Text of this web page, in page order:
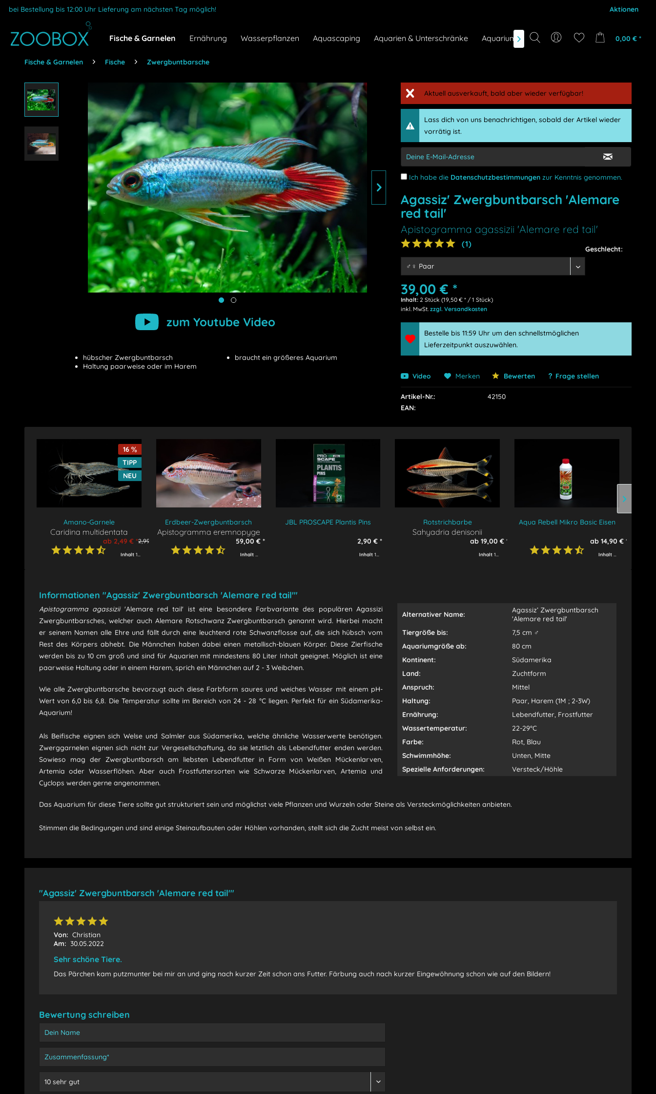
bei Bestellung bis 12:00 Uhr Lieferung am nächsten Tag möglich! Aktionen
0,00 € *
Fische & Garnelen Ernährung Wasserpflanzen Aquascaping Aquarien & Unterschränke Aquarium-Zubehör Gutscheine Marken

Fische & Garnelen Fische Zwergbuntbarsche
zum Youtube Video
hübscher Zwergbuntbarsch
braucht ein größeres Aquarium
Haltung paarweise oder im Harem
Aktuell ausverkauft, bald aber wieder verfügbar!
Lass dich von uns benachrichtigen, sobald der Artikel wieder
vorrätig ist.
Ich habe die Datenschutzbestimmungen zur Kenntnis genommen.
Agassiz' Zwergbuntbarsch 'Alemare
red tail'
Apistogramma agassizii 'Alemare red tail'
(1)
Geschlecht:
39,00 € *
Inhalt:2 Stück (19,50 € * / 1 Stück)
inkl. MwSt.zzgl. Versandkosten
Bestelle bis 11:59 Uhr um den schnellstmöglichen
Lieferzeitpunkt auszuwählen.
Video Merken Bewerten Frage stellen
Artikel-Nr.:
42150
EAN:
16
TIPP
NEU
Amano-Garnele
Caridina multidentata
ab 2,49 € *2,99 € *
Inhalt 1 Garnele
Erdbeer-Zwergbuntbarsch
Apistogramma eremnopyge
59,00 € *
Inhalt
2 Fische
JBL PROSCAPE Plantis Pins
2,90 € *
Inhalt12 Stück
Rotstrichbarbe
Sahyadria denisonii
ab 19,00 € *
Inhalt1 Fisch
Aqua Rebell Mikro Basic Eisen
ab 14,90 € *
Inhalt
500 ml
Informationen "Agassiz' Zwergbuntbarsch 'Alemare red tail'"
Alternativer Name:
Agassiz’ Zwergbuntbarsch
'Alemare red tail'
Tiergröße bis:
7,5 cm ♂
Aquariumgröße ab:
80 cm
Kontinent:
Südamerika
Land:
Zuchtform
Anspruch:
Mittel
Haltung:
Paar, Harem (1M ; 2-3W)
Ernährung:
Lebendfutter, Frostfutter
Wassertemperatur:
22-29°C
Farbe:
Rot, Blau
Schwimmhöhe:
Unten, Mitte
Spezielle Anforderungen:
Versteck/Höhle
Apistogramma agassizii'Alemare red tail' ist eine besondere Farbvariante des populären Agassizi
Zwergbuntbarsches, welcher auch Alemare Rotschwanz Zwergbuntbarsch genannt wird. Hierbei macht
er seinem Namen alle Ehre und fällt durch eine leuchtend rote Schwanzflosse auf, die sich hübsch vom
Rest des Körpers abhebt. Die Männchen haben dabei einen metallisch-blauen Körper. Diese Zierfische
werden bis zu 10 cm groß und sind für Aquarien mit mindestens 80 Liter Inhalt geeignet. Möglich ist eine
paarweise Haltung oder in einem Harem, sprich ein Männchen auf 2 - 3 Weibchen.
Wie alle Zwergbuntbarsche bevorzugt auch diese Farbform saures und weiches Wasser mit einem pH-
Wert von 6,0 bis 6,8. Die Temperatur sollte im Bereich von 24 - 28 °C liegen. Perfekt für ein Südamerika-
Aquarium!
Als Beifische eignen sich Welse und Salmler aus Südamerika, welche ähnliche Wasserwerte benötigen.
Zwerggarnelen eignen sich nicht zur Vergesellschaftung, da sie letztlich als Lebendfutter enden werden.
Sowieso mag der Zwergbuntbarsch am liebsten Lebendfutter in Form von Weißen Mückenlarven,
Artemia oder Wasserflöhen. Aber auch Frostfuttersorten wie Schwarze Mückenlarven, Artemia und
Cyclops werden gerne angenommen.
Das Aquarium für diese Tiere sollte gut strukturiert sein und möglichst viele Pflanzen und Wurzeln oder Steine als Versteckmöglichkeiten anbieten.
Stimmen die Bedingungen und sind einige Steinaufbauten oder Höhlen vorhanden, stellt sich die Zucht meist von selbst ein.
"Agassiz' Zwergbuntbarsch 'Alemare red tail'"
Von: Christian
Am: 30.05.2022
Sehr schöne Tiere.
Das Pärchen kam putzmunter bei mir an und ging nach kurzer Zeit schon ans Futter. Färbung auch nach kurzer Eingewöhnung schon wie auf den Bildern!
Bewertung schreiben